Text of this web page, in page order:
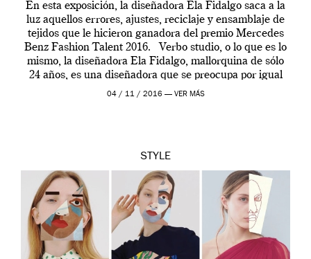
En esta exposición, la diseñadora Ela Fidalgo saca a la
luz aquellos errores, ajustes, reciclaje y ensamblaje de
tejidos que le hicieron ganadora del premio Mercedes
Benz Fashion Talent 2016. Verbo studio, o lo que es lo
mismo, la diseñadora Ela Fidalgo, mallorquina de sólo
24 años, es una diseñadora que se preocupa por igual
[…]
04 / 11 / 2016 — VER MÁS
STYLE